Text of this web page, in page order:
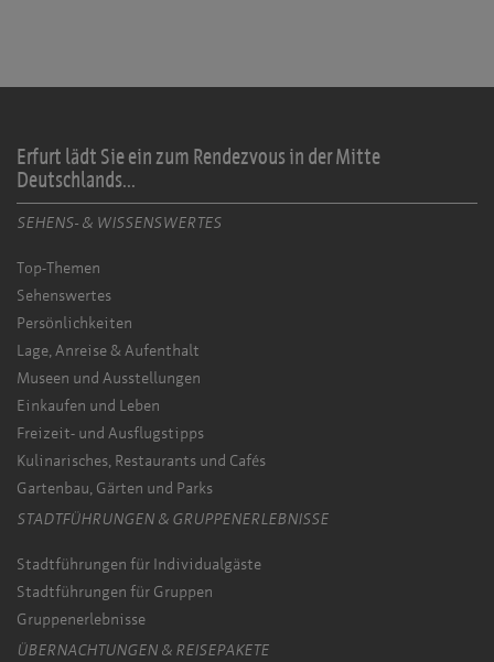
Erfurt lädt Sie ein zum Rendezvous in der Mitte
Deutschlands...
SEHENS- & WISSENSWERTES
Top-Themen
Sehenswertes
Persönlichkeiten
Lage, Anreise & Aufenthalt
Museen und Ausstellungen
Einkaufen und Leben
Freizeit- und Ausflugstipps
Kulinarisches, Restaurants und Cafés
Gartenbau, Gärten und Parks
STADTFÜHRUNGEN & GRUPPENERLEBNISSE
Stadtführungen für Individualgäste
Stadtführungen für Gruppen
Gruppenerlebnisse
ÜBERNACHTUNGEN & REISEPAKETE